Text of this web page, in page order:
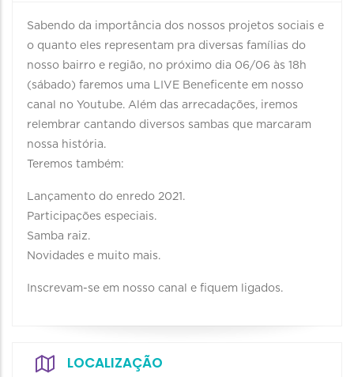
Sabendo da importância dos nossos projetos sociais e
o quanto eles representam pra diversas famílias do
nosso bairro e região, no próximo dia 06/06 às 18h
(sábado) faremos uma LIVE Beneficente em nosso
canal no Youtube. Além das arrecadações, iremos
relembrar cantando diversos sambas que marcaram
nossa história.
Teremos também:
Lançamento do enredo 2021.
Participações especiais.
Samba raiz.
Novidades e muito mais.
Inscrevam-se em nosso canal e fiquem ligados.
LOCALIZAÇÃO